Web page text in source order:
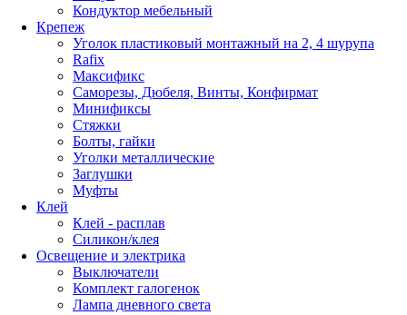
Кондуктор мебельный
Крепеж
Уголок пластиковый монтажный на 2, 4 шурупа
Rafix
Максификс
Саморезы, Дюбеля, Винты, Конфирмат
Минификсы
Стяжки
Болты, гайки
Уголки металлические
Заглушки
Муфты
Клей
Клей - расплав
Силикон/клея
Освещение и электрика
Выключатели
Комплект галогенок
Лампа дневного света